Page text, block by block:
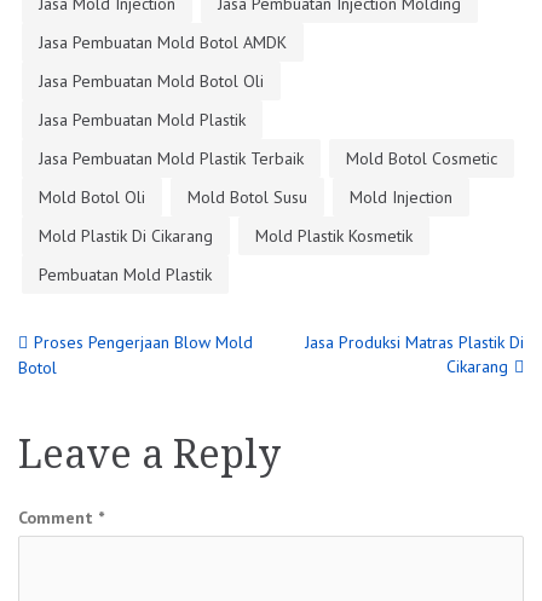
Jasa Pembuatan Mold Botol AMDK
Jasa Pembuatan Mold Botol Oli
Jasa Pembuatan Mold Plastik
Jasa Pembuatan Mold Plastik Terbaik
Mold Botol Cosmetic
Mold Botol Oli
Mold Botol Susu
Mold Injection
Mold Plastik Di Cikarang
Mold Plastik Kosmetik
Pembuatan Mold Plastik
Post
Proses Pengerjaan Blow Mold
Botol
Jasa Produksi Matras Plastik Di
Cikarang
Leave a Reply
Comment *